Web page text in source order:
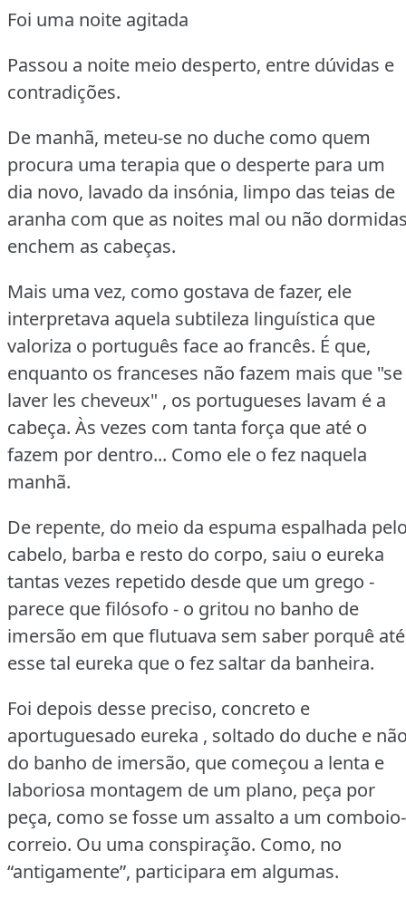
Foi uma noite agitada
Passou a noite meio desperto, entre dúvidas e
contradições.
De manhã, meteu‑se no duche como quem
procura uma terapia que o desperte para um
dia novo, lavado da insónia, limpo das teias de
aranha com que as noites mal ou não
enchem as cabeças.
Mais uma vez, como gostava de fazer, ele
interpretava aquela subtileza linguística que
valoriza o português face ao francês. É que,
enquanto os franceses não fazem mais que "se
laver les cheveux" , os portugueses lavam é a
cabeça. Às vezes com tanta força que até o
fazem por dentro... Como ele o fez naquela
manhã.
De repente, do meio da espuma espalhada
cabelo, barba e resto do corpo, saiu o eureka
tantas vezes repetido desde que um grego -
parece que filósofo - o gritou no banho de
imersão em que flutuava sem saber porquê até
esse tal eureka que o fez saltar da banheira.
Foi depois desse preciso, concreto e
aportuguesado eureka , soltado do duche e
do banho de imersão, que começou a lenta e
laboriosa montagem de um plano, peça por
peça, como se fosse um assalto a um comboio-
correio. Ou uma conspiração. Como, no
“antigamente”, participara em algumas.